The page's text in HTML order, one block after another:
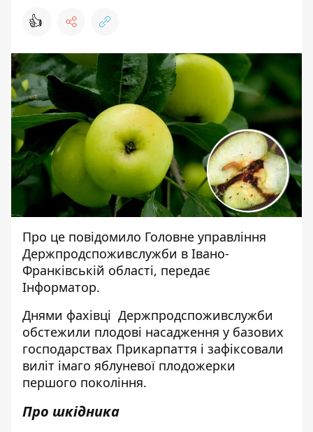
👍
Про це повідомило Головне управління
Держпродспоживслужби в Івано-
Франківській області, передає
Інформатор.
Днями фахівці Держпродспоживслужби
обстежили плодові насадження у базових
господарствах Прикарпаття і зафіксовали
виліт імаго яблуневої плодожерки
першого покоління.
Про шкідника